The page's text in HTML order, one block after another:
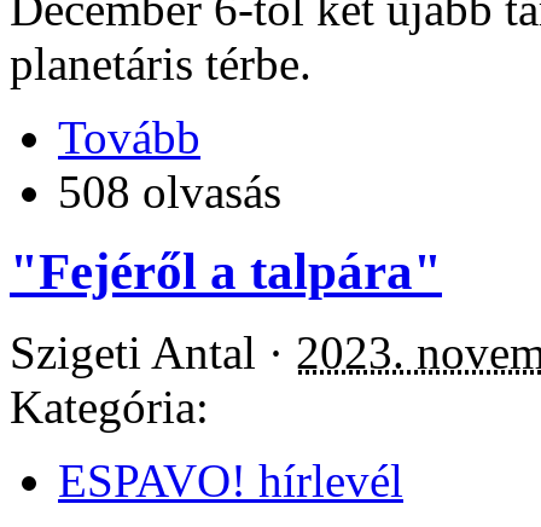
planetáris térbe.
Tovább
508 olvasás
"Fejéről a talpára"
Szigeti Antal · 2023.
Kategória:
ESPAVO! hírlevél